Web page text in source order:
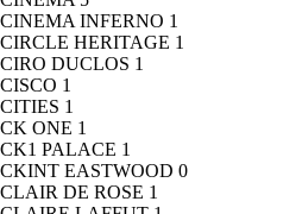
CINEMA INFERNO 1
CIRCLE HERITAGE 1
CIRO DUCLOS 1
CISCO 1
CITIES 1
CK ONE 1
CK1 PALACE 1
CKINT EASTWOOD 0
CLAIR DE ROSE 1